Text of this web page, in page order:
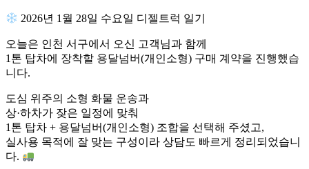
2026년 1월 28일 수요일 디젤트럭 일기
오늘은 인천 서구에서 오신 고객님과 함께
1톤 탑차에 장착할 용달넘버(개인소형) 구매 계약을 진행했습
니다.
도심 위주의 소형 화물 운송과
상·하차가 잦은 일정에 맞춰
1톤 탑차 + 용달넘버(개인소형) 조합을 선택해 주셨고,
실사용 목적에 잘 맞는 구성이라 상담도 빠르게 정리되었습니
다.